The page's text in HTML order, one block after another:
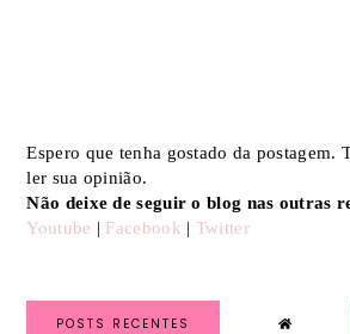
Espero que tenha gostado da postagem.
ler sua opinião.
Não deixe de seguir o blog nas outras
Youtube | Facebook | Twitter
POSTS RECENTES